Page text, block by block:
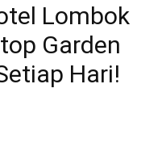
Lombok
Garden
Hari!